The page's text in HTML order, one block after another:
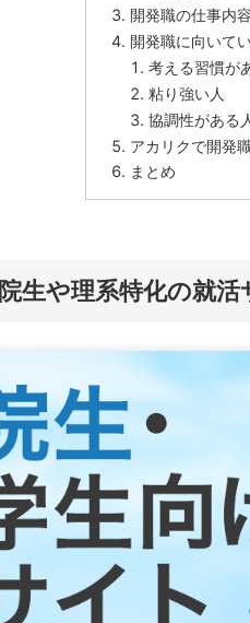
開発職の仕事内容
開発職に向いて
考える習慣が
粘り強い人
協調性がある
アカリクで開発
まとめ
院生や理系特化の就